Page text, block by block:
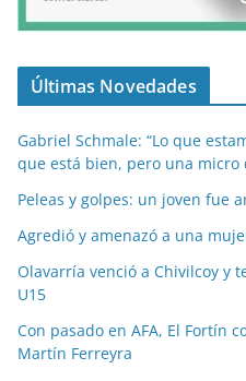
Últimas Novedades
Gabriel Schmale: “Lo que
que está bien, pero una micro
Peleas y golpes: un joven fue
Agredió y amenazó a una
Olavarría venció a Chivilcoy y
U15
Con pasado en AFA, El Fortín
Martín Ferreyra